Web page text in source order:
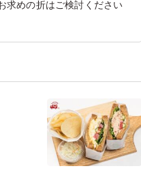
求めの折はご検討ください